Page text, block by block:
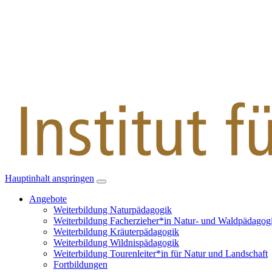
Hauptinhalt anspringen
Angebote
Weiterbildung Naturpädagogik
Weiterbildung Facherzieher*in Natur- und
Weiterbildung Kräuterpädagogik
Weiterbildung Wildnispädagogik
Weiterbildung Tourenleiter*in für Natur und Landschaft
Fortbildungen